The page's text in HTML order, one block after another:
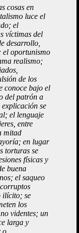
cosas en
luce el
el
víctimas del
desarrollo,
el oportunismo
realismo;
de los
conoce bajo el
del patrón a
se
el lenguaje
entre
mitad
en lugar
torturas se
físicas y
buena
el saqueo
ilícito; se
los
videntes; un
larga y
o